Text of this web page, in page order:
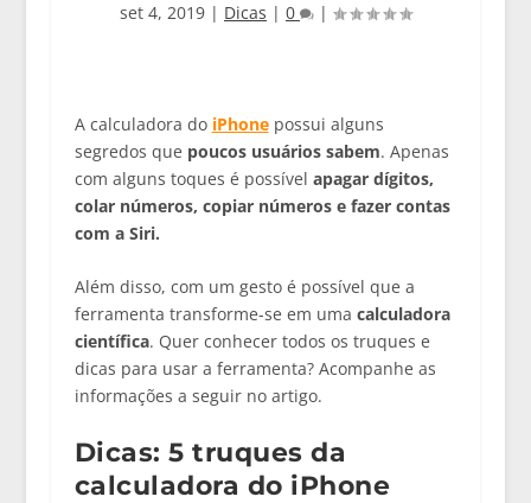
set 4, 2019| Dicas | 0 |
A calculadora do iPhonepossui alguns
segredos que poucos usuários sabem. Apenas
com alguns toques é possível apagar dígitos,
colar números, copiar números e fazer contas
com a Siri.
Além disso, com um gesto é possível que a
ferramenta transforme-se em uma calculadora
científica. Quer conhecer todos os truques e
dicas para usar a ferramenta? Acompanhe as
informações a seguir no artigo.
Dicas: 5 truques da
calculadora do iPhone